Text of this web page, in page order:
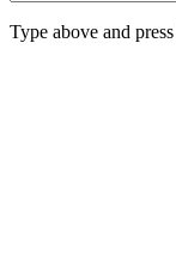
Type above and press